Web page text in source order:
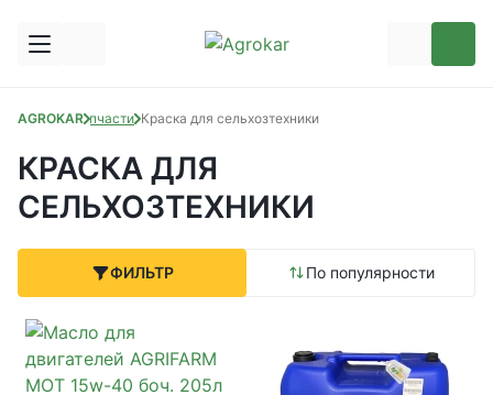
AGROKARЗапчасти Краска для сельхозтехники
КРАСКА ДЛЯ
СЕЛЬХОЗТЕХНИКИ
ФИЛЬТР По популярности